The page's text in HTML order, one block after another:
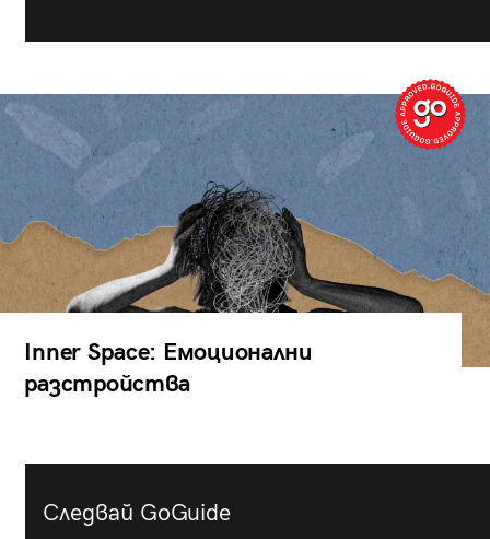
Inner Space: Емоционални
разстройства
Следвай GoGuide